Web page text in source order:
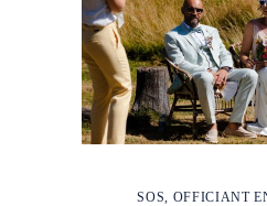
SOS, OFFICIANT